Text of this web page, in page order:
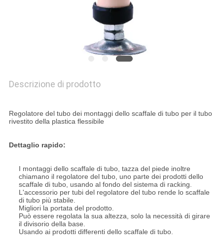
Descrizione di prodotto
Regolatore del tubo dei montaggi dello scaffale di tubo per il tubo
rivestito della plastica flessibile
Dettaglio rapido:
I montaggi dello scaffale di tubo, tazza del piede inoltre
chiamano il regolatore del tubo, uno parte dei prodotti dello
scaffale di tubo, usando al fondo del sistema di racking.
L'accessorio per tubi del regolatore del tubo rende lo scaffale
di tubo più stabile.
Migliori la portata del prodotto.
Può essere regolata la sua altezza, solo la necessità di girare
il divisorio della base.
Usando ai prodotti differenti dello scaffale di tubo.